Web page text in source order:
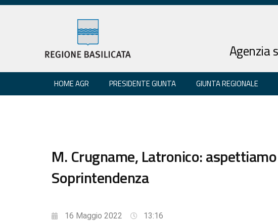
Agenzia
HOME AGR PRESIDENTE GIUNTA GIUNTA REGIONALE
M. Crugname, Latronico:
Soprintendenza
16 Maggio 2022
13:16